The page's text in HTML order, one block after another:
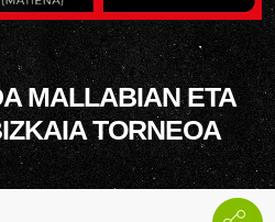
MALLABIAN ETA
TORNEOA